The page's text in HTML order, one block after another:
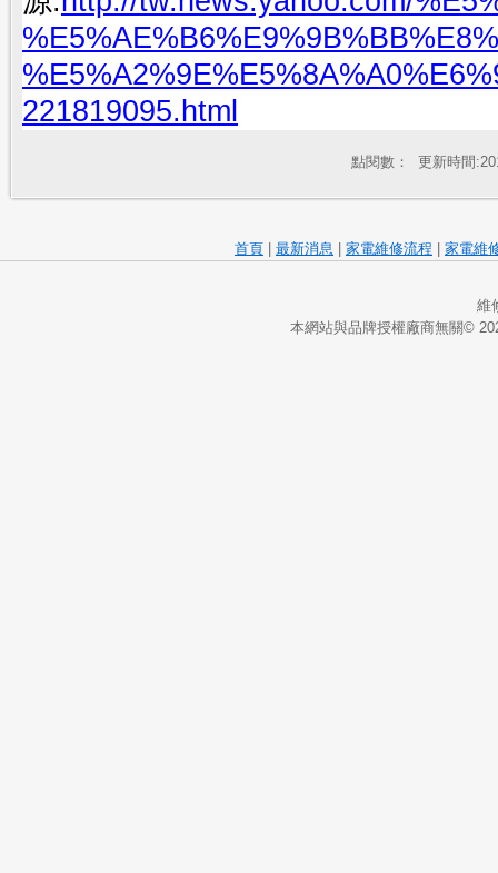
221819095.html
點閱數： 更新時間
首頁 最新消息 家電維修流程 家電維
維
本網站與品牌授權廠商無關©